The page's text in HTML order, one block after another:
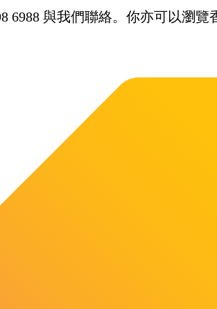
6988 與我們聯絡。你亦可以瀏